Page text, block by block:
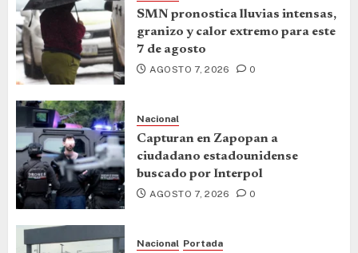
SMN pronostica lluvias intensas,
granizo y calor extremo para este
7 de agosto
AGOSTO 7, 2026 0
Nacional
Capturan en Zapopan a
ciudadano estadounidense
buscado por Interpol
AGOSTO 7, 2026 0
Nacional Portada